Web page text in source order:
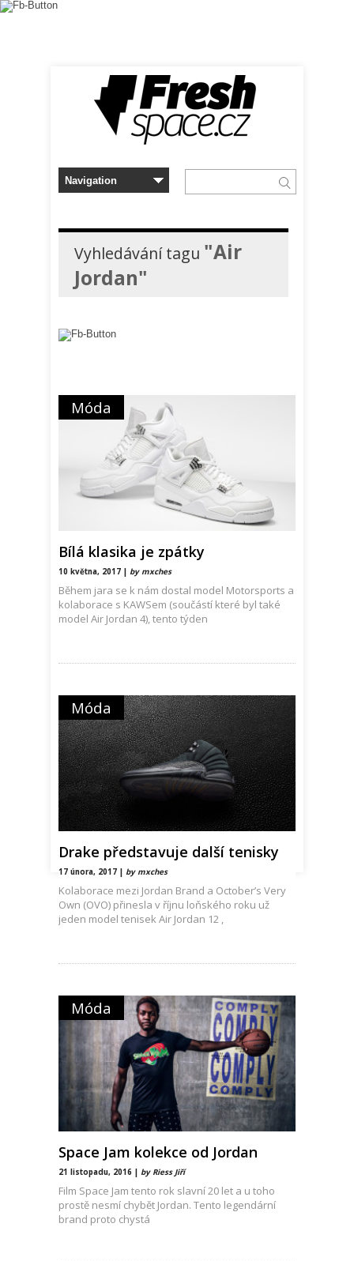
Vyhledávání tagu "Air
Jordan"
Móda
Bílá klasika je zpátky
10 května, 2017 | by mxches
Během jara se k nám dostal model Motorsports a
kolaborace s KAWSem (součástí které byl také
model Air Jordan 4), tento týden
Móda
Drake představuje další tenisky
17 února, 2017 | by mxches
Kolaborace mezi Jordan Brand a October’s Very
Own (OVO) přinesla v říjnu loňského roku už
jeden model tenisek Air Jordan 12 ,
Móda
Space Jam kolekce od Jordan
21 listopadu, 2016 | by Riess Jiří
Film Space Jam tento rok slavní 20 let a u toho
prostě nesmí chybět Jordan. Tento legendární
brand proto chystá